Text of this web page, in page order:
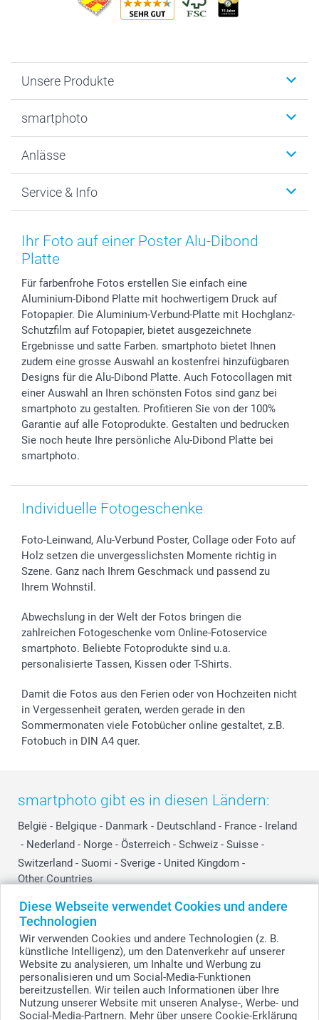
Diese Webseite verwendet Cookies und andere
Technologien
Wir verwenden Cookies und andere Technologien (z. B.
künstliche Intelligenz), um den Datenverkehr auf unserer
Website zu analysieren, um Inhalte und Werbung zu
personalisieren und um Social-Media-Funktionen
bereitzustellen. Wir teilen auch Informationen über Ihre
Nutzung unserer Website mit unseren Analyse-, Werbe- und
Social-Media-Partnern. Mehr über unsere Cookie-Erklärung
Unsere Produkte
Fotogeschenke
MyNameBook
Fotoabzüge, Fotos als Buch & Poster
Zubehör & Material
Foto-Kalender & Agenden
Geschenk-Gutscheine (PDF)
smartphoto
Warum smartphoto
Datenschutz
AGB
Impressum
Partnerprogramme
Investor Relations
B2B smartbusiness
Widerrufsrecht
Anlässe
Neujahr
Muttertag
Vatertag
Hochzeit
Geburtstag
Geburt
Zu allen Anlässen
Service & Info
Preise und Versandkosten
Lieferfristen
Zahlungsmöglichkeiten
Anmelden /Registrieren
Sitemap
Status der Bestellung
smartfriends
smartgarantie
smartbonus
Ihr Foto auf einer Poster Alu-Dibond
Platte
Für farbenfrohe Fotos erstellen Sie einfach eine
Aluminium-Dibond Platte mit hochwertigem Druck auf
Fotopapier. Die Aluminium-Verbund-Platte mit Hochglanz-
Schutzfilm auf Fotopapier, bietet ausgezeichnete
Ergebnisse und satte Farben. smartphoto bietet Ihnen
zudem eine grosse Auswahl an kostenfrei hinzufügbaren
Designs für die Alu-Dibond Platte. Auch Fotocollagen mit
einer Auswahl an Ihren schönsten Fotos sind ganz bei
smartphoto zu gestalten. Profitieren Sie von der 100%
Garantie auf alle Fotoprodukte. Gestalten und bedrucken
Sie noch heute Ihre persönliche Alu-Dibond Platte bei
smartphoto.
Individuelle Fotogeschenke
Foto-Leinwand, Alu-Verbund Poster, Collage oder Foto auf
Holz setzen die unvergesslichsten Momente richtig in
Szene. Ganz nach Ihrem Geschmack und passend zu
Ihrem Wohnstil.
Abwechslung in der Welt der Fotos bringen die
zahlreichen Fotogeschenke vom Online-Fotoservice
smartphoto. Beliebte Fotoprodukte sind u.a.
personalisierte Tassen, Kissen oder T-Shirts.
Damit die Fotos aus den Ferien oder von Hochzeiten nicht
in Vergessenheit geraten, werden gerade in den
Sommermonaten viele Fotobücher online gestaltet, z.B.
Fotobuch in DIN A4 quer.
smartphoto gibt es in diesen Ländern:
België - Belgique - Danmark - Deutschland - France - Ireland
- Nederland - Norge - Österreich - Schweiz - Suisse -
Switzerland - Suomi - Sverige - United Kingdom -
Other Countries
© smartphoto Group. Alle Rechte vorbehalten.
Alle Preise verstehen sich in Schweizer Franken (CHF) inkl. MwSt. und zzgl.
Versandkosten.